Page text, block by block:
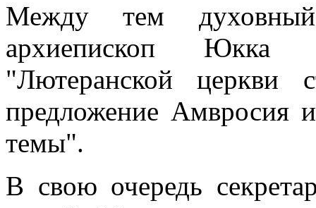
Между тем
архиепископ Юкка
"Лютеранской церкви
предложение Амвросия
темы".
В свою очередь